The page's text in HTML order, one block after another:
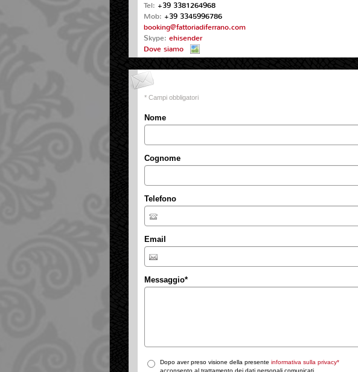
Tel: +39 3381264968
Mob: +39 3345996786
booking@fattoriadiferrano.com
Skype: ehisender
Dove siamo
* Campi obbligatori
Nome
Cognome
Telefono
Email
Messaggio*
Dopo aver preso visione della presente informativa sulla privacy*
acconsento al trattamento dei dati personali comunicati.